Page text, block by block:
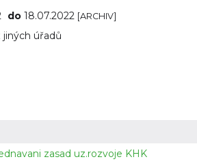
do 18.07.2022 [ARCHIV]
úřadů
zasad uz.rozvoje KHK